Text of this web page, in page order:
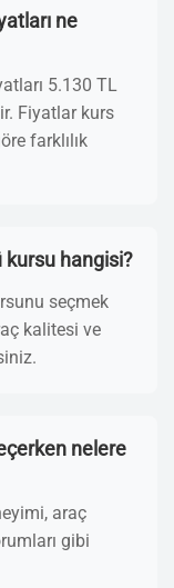
ne
5.130 TL
Fiyatlar kurs
farklılık
kursu hangisi?
seçmek
kalitesi ve
nelere
araç
gibi